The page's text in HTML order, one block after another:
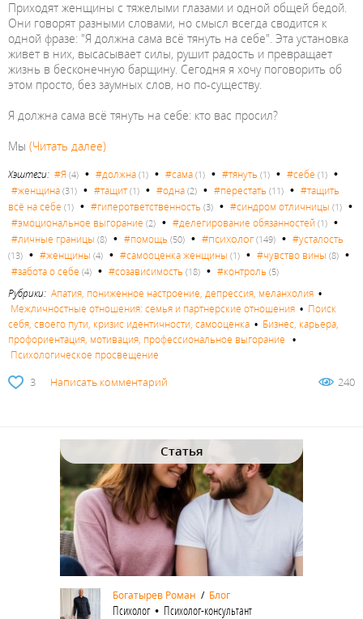
Приходят женщины с тяжелыми глазами и одной общей бедой.
Они говорят разными словами, но смысл всегда сводится к
одной фразе: "Я должна сама всё тянуть на себе". Эта установка
живет в них, высасывает силы, рушит радость и превращает
жизнь в бесконечную барщину. Сегодня я хочу поговорить об
этом просто, без заумных слов, но по-существу.
Я должна сама всё тянуть на себе: кто вас просил?
Мы (Читать далее)
Хэштеги: #Я (4) • #должна (1) • #сама (1) • #тянуть (1) • #себе (1) •
#женщина (31) • #тащит(1) • #одна (2) • #перестать (11) • #тащить
всё на себе (1) • #гиперответственность (3) • #синдром отличницы (1) •
#эмоциональное выгорание (2) • #делегирование обязанностей (1) •
#личные границы (8) • #помощь (50) • #психолог(149) • #усталость
(13) • #женщины (4) • #самооценка женщины (1) • #чувство вины (8) •
#забота о себе (4) • #созависимость (18) • #контроль (5)
Рубрики: Апатия, пониженное настроение, депрессия, меланхолия •
Межличностные отношения: семья и партнерские отношения • Поиск
себя, своего пути, кризис идентичности, самооценка • Бизнес, карьера,
профориентация, мотивация, профессиональное выгорание •
Психологическое просвещение
3 Написать комментарий 240
Статья
Богатырев Роман / Блог
Психолог • Психолог-консультант